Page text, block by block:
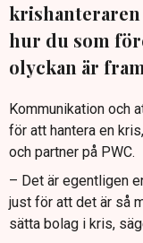
krishanteraren
hur du som
olyckan är
Kommunikation och
för att hantera en
och partner på PWC.
– Det är egentligen
just för att det är så
sätta bolag i kris,